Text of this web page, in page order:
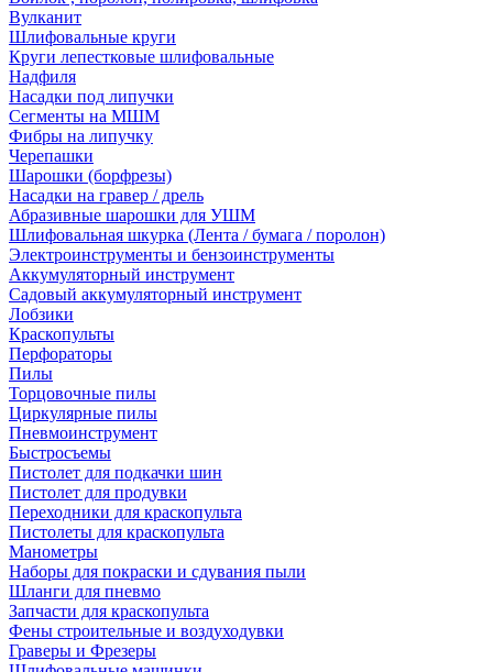
Вулканит
Шлифовальные круги
Круги лепестковые шлифовальные
Надфиля
Насадки под липучки
Сегменты на МШМ
Фибры на липучку
Черепашки
Шарошки (борфрезы)
Насадки на гравер / дрель
Абразивные шарошки для УШМ
Шлифовальная шкурка (Лента / бумага / поролон)
Электроинструменты и бензоинструменты
Аккумуляторный инструмент
Садовый аккумуляторный инструмент
Лобзики
Краскопульты
Перфораторы
Пилы
Торцовочные пилы
Циркулярные пилы
Пневмоинструмент
Быстросъемы
Пистолет для подкачки шин
Пистолет для продувки
Переходники для краскопульта
Пистолеты для краскопульта
Манометры
Наборы для покраски и сдувания пыли
Шланги для пневмо
Запчасти для краскопульта
Фены строительные и воздуходувки
Граверы и Фрезеры